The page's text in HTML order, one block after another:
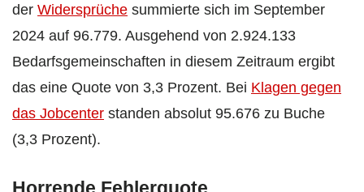
der Widersprüche summierte sich im September
2024 auf 96.779. Ausgehend von 2.924.133
Bedarfsgemeinschaften in diesem Zeitraum ergibt
das eine Quote von 3,3 Prozent. Bei Klagen gegen
das Jobcenter standen absolut 95.676 zu Buche
(3,3 Prozent).
Horrende Fehlerquote